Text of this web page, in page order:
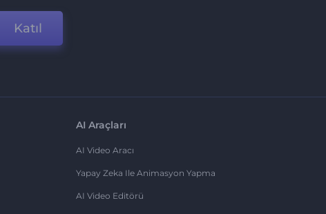
Katıl
AI Araçları
AI Video Aracı
Yapay Zeka Ile Animasyon Yapma
AI Video Editörü